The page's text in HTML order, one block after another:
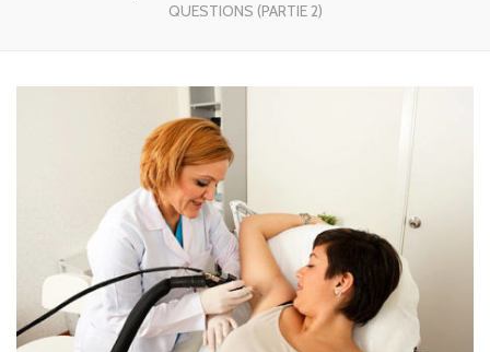
QUESTIONS (PARTIE 2)